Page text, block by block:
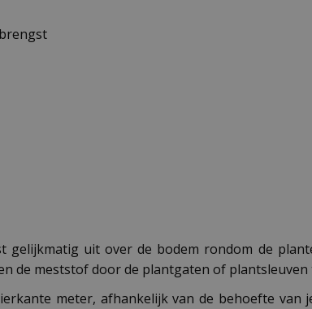
gelijkmatig uit over de bodem rondom de
de meststof door de plantgaten of
meter, afhankelijk van de behoefte